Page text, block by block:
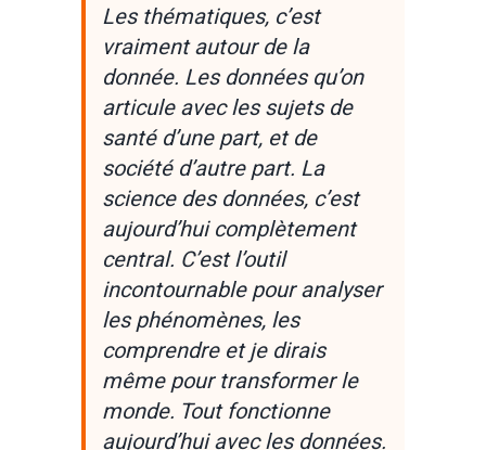
Les thématiques, c’est
vraiment autour de la
donnée. Les données qu’on
articule avec les sujets de
santé d’une part, et de
société d’autre part. La
science des données, c’est
aujourd’hui complètement
central. C’est l’outil
incontournable pour analyser
les phénomènes, les
comprendre et je dirais
même pour transformer le
monde. Tout fonctionne
aujourd’hui avec les données.